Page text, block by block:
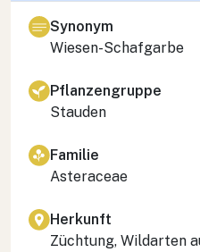
Synonym
Wiesen-Schafgarbe
Pflanzengruppe
Stauden
Familie
Asteraceae
Herkunft
Züchtung, Wildarten